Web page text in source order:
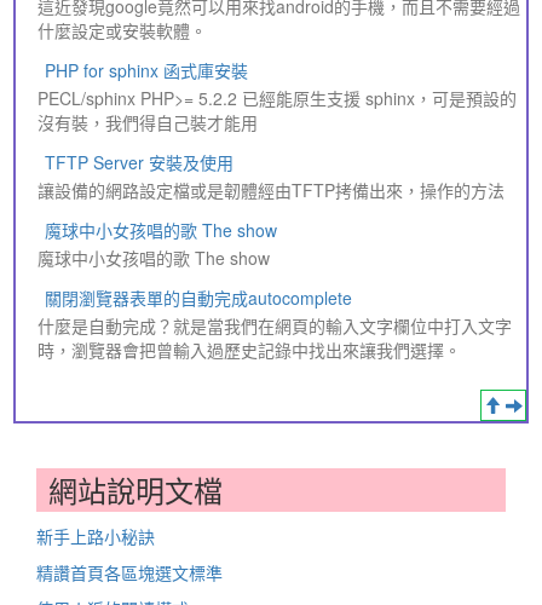
這近發現google竟然可以用來找android的手機，而且不需要經過
什麼設定或安裝軟體。
PHP for sphinx 函式庫安裝
PECL/sphinx PHP>= 5.2.2 已經能原生支援 sphinx，可是預設的
沒有裝，我們得自己裝才能用
TFTP Server 安裝及使用
讓設備的網路設定檔或是韌體經由TFTP拷備出來，操作的方法
魔球中小女孩唱的歌 The show
魔球中小女孩唱的歌 The show
關閉瀏覽器表單的自動完成autocomplete
什麼是自動完成？就是當我們在網頁的輸入文字欄位中打入文字
時，瀏覽器會把曾輸入過歷史記錄中找出來讓我們選擇。
網站說明文檔
新手上路小秘訣
精讚首頁各區塊選文標準